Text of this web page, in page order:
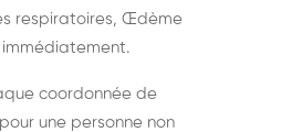
respiratoires, Œdème
immédiatement.
coordonnée de
une personne non